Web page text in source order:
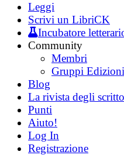
Leggi
Scrivi un LibriCK
Incubatore
Community
Membri
Gruppi
Blog
La rivista degli
Punti
Aiuto!
Log In
Registrazione